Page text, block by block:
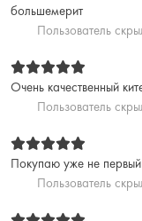
большемерит
Пользователь
Очень качественный
Пользователь
Покупаю уже не первый
Пользователь